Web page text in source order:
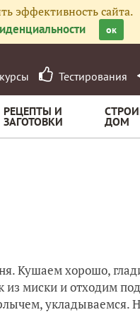
эффективность сайта.
ок
Тестирования
РЕЦЕПТЫ И
ЗАГОТОВКИ ДОМ
Кушаем хорошо,
миски и отходим
укладываемся.